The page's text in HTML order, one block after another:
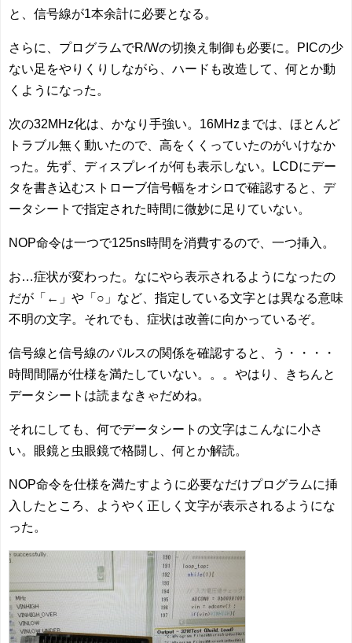
と、信号線が1本余計に必要となる。
さらに、プログラムでR/Wの切換え制御も必要に。PICの少
ない足をやりくりしながら、ハードも改造して、何とか動
くようになった。
次の32MHz化は、かなり手強い。16MHzまでは、ほとんど
トラブル無く動いたので、高をくくっていたのがいけなか
った。先ず、ディスプレイが何も表示しない。LCDにデー
タを書き込むストローブ信号幅をオシロで確認すると、デ
ータシートで指定された時間に微妙に足りていない。
NOP命令は一つで125ns時間を消費するので、一つ挿入。
お…症状が変わった。なにやら表示されるようになったの
だが「←」や「○」など、指定している文字とは異なる意味
不明の文字。それでも、症状は改善に向かっているぞ。
信号線と信号線のパルスの関係を確認すると、う・・・・
時間間隔が仕様を満たしていない。。。やはり、きちんと
データシートは読まなきゃだめね。
それにしても、何でデータシートの文字はこんなに小さ
い。眼鏡と虫眼鏡で格闘し、何とか解読。
NOP命令を仕様を満たすように必要なだけプログラムに挿
入したところ、ようやく正しく文字が表示されるようにな
った。